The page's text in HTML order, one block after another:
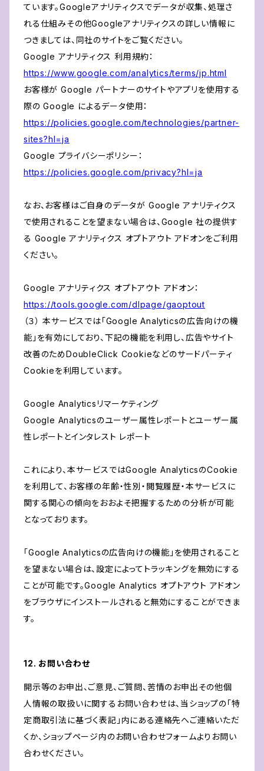
ています。Googleアナリティクスでデータが収集、処理さ
れる仕組みその他Googleアナリティクスの詳しい情報に
つきましては、同社のサイトをご覧ください。
Google アナリティクス 利用規約：
https://www.google.com/analytics/terms/jp.html
お客様が Google パートナーのサイトやアプリを使用する
際の Google によるデータ使用：
https://policies.google.com/technologies/partner-
sites?hl=ja
Google プライバシーポリシー：
https://policies.google.com/privacy?hl=ja
なお、お客様はご自身のデータが Google アナリティクス
で使用されることを望まない場合は、Google 社の提供す
る Google アナリティクス オプトアウト アドオンをご利用
ください。
Google アナリティクス オプトアウト アドオン：
https://tools.google.com/dlpage/gaoptout
（３） 本サービスでは「Google Analyticsの広告向けの機
能」を有効にしており、下記の機能を利用し、広告やサイト
改善のためDoubleClick Cookieなどのサードパーティ
Cookieを利用しています。
Google Analyticsリマーケティング
Google Analyticsのユーザー属性レポートとユーザー属
性レポートとインタレスト レポート
これにより、本サービスではGoogle AnalyticsのCookie
を利用して、お客様の年齢・性別・閲覧履歴・本サービスに
関する関心の傾向をおおよそ把握するための分析が可能
となっております。
「Google Analyticsの広告向けの機能」を使用されること
を望まない場合は、設定によってトラッキングを無効にする
ことが可能です。Google Analytics オプトアウト アドオン
をブラウザにインストールされると無効にすることができま
す。
12. お問い合わせ
開示等のお申出、ご意見、ご質問、苦情のお申出その他個
人情報の取扱いに関するお問い合わせは、当ショップの「特
定商取引法に基づく表記」内にある連絡先へご連絡いただ
くか、ショップページ内のお問い合わせフォームよりお問い
合わせください。